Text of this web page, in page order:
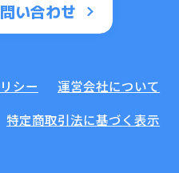
い合わせ
シー
運営会社について
特定商取引法に基づく表示